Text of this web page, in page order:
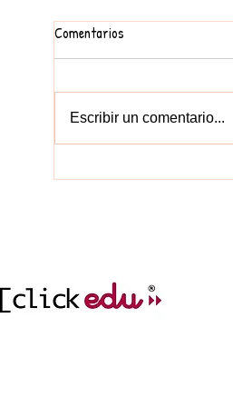
PRIMERS DIES A INFANTIL
Comentarios
Escribir un comentario...